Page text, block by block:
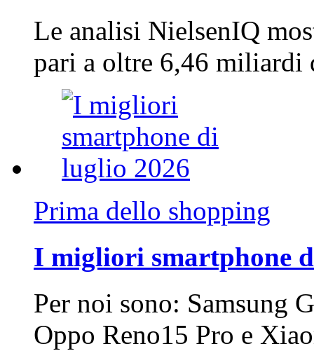
Le analisi NielsenIQ
pari a oltre 6,46
Prima dello shopping
I migliori smartphone
Per noi sono: Samsung
Oppo Reno15 Pro e